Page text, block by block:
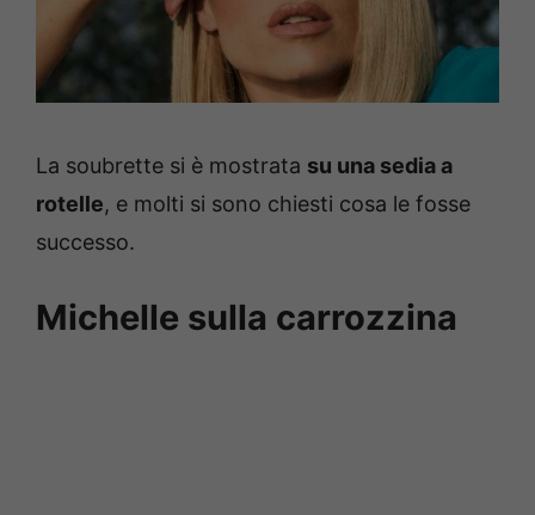
La soubrette si è mostrata su una sedia a
rotelle, e molti si sono chiesti cosa le fosse
successo.
Michelle sulla carrozzina